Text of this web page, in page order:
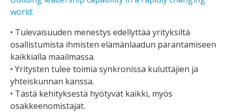
world:
• Tulevaisuuden menestys edellyttää yrityksiltä
osallistumista ihmisten elämänlaadun parantamiseen
kaikkialla maailmassa.
• Yritysten tulee toimia synkronissa kuluttajien ja
yhteiskunnan kanssa.
• Tästä kehityksestä hyötyvät kaikki, myös
osakkeenomistajat.